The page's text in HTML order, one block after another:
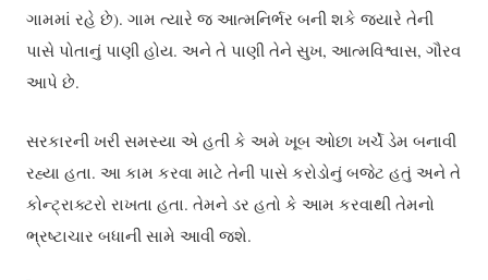
ગામમાં રહે છે). ગામ ત્યારે જ આત્મનિર્ભર બની શકે જ્યારે તેની
પાસે પોતાનું પાણી હોય. અને તે પાણી તેને સુખ, આત્મવિશ્વાસ, ગૌરવ
આપે છે.
સરકારની ખરી સમસ્યા એ હતી કે અમે ખૂબ ઓછા ખર્ચે ડેમ બનાવી
રહ્યા હતા. આ કામ કરવા માટે તેની પાસે કરોડોનું બજેટ હતું અને તે
કોન્ટ્રાક્ટરો રાખતા હતા. તેમને ડર હતો કે આમ કરવાથી તેમનો
ભ્રષ્ટાચાર બધાની સામે આવી જશે.